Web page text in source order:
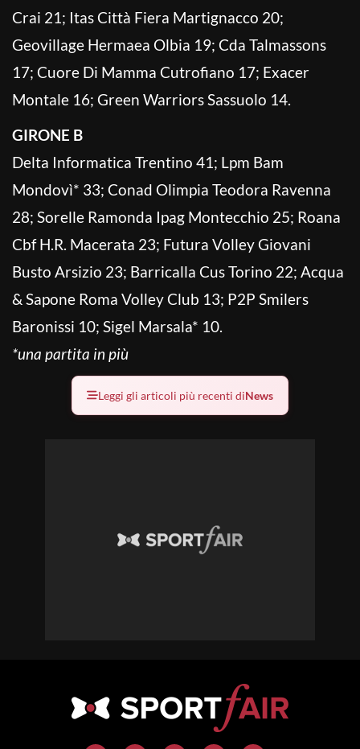
Crai 21; Itas Città Fiera Martignacco 20;
Geovillage Hermaea Olbia 19; Cda Talmassons
17; Cuore Di Mamma Cutrofiano 17; Exacer
Montale 16; Green Warriors Sassuolo 14.
GIRONE B
Delta Informatica Trentino 41; Lpm Bam
Mondovì* 33; Conad Olimpia Teodora Ravenna
28; Sorelle Ramonda Ipag Montecchio 25; Roana
Cbf H.R. Macerata 23; Futura Volley Giovani
Busto Arsizio 23; Barricalla Cus Torino 22; Acqua
& Sapone Roma Volley Club 13; P2P Smilers
Baronissi 10; Sigel Marsala* 10.
*una partita in più
Leggi gli articoli più recenti diNews